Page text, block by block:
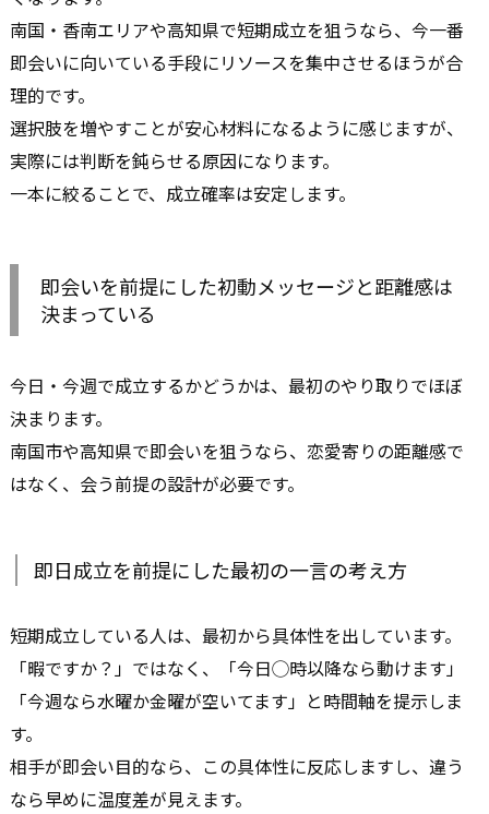
南国・香南エリアや高知県で短期成立を狙うなら、今一番
即会いに向いている手段にリソースを集中させるほうが合
理的です。
選択肢を増やすことが安心材料になるように感じますが、
実際には判断を鈍らせる原因になります。
一本に絞ることで、成立確率は安定します。
即会いを前提にした初動メッセージと距離感は
決まっている
今日・今週で成立するかどうかは、最初のやり取りでほぼ
決まります。
南国市や高知県で即会いを狙うなら、恋愛寄りの距離感で
はなく、会う前提の設計が必要です。
即日成立を前提にした最初の一言の考え方
短期成立している人は、最初から具体性を出しています。
「暇ですか？」ではなく、「今日◯時以降なら動けます」
「今週なら水曜か金曜が空いてます」と時間軸を提示しま
す。
相手が即会い目的なら、この具体性に反応しますし、違う
なら早めに温度差が見えます。